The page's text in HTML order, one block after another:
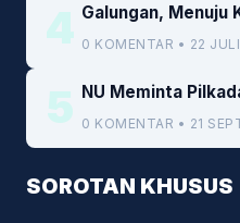
4 Galungan, Menuju
0 KOMENTAR • 22
5 NU Meminta
0 KOMENTAR • 21
SOROTAN KHUSUS